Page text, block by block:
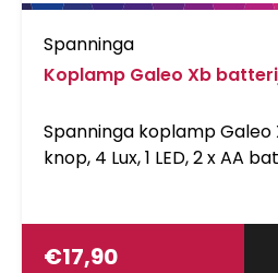
Spanninga
Koplamp Galeo Xb
Spanninga koplamp Galeo
knop, 4 Lux, 1 LED, 2 x AA
€17,90